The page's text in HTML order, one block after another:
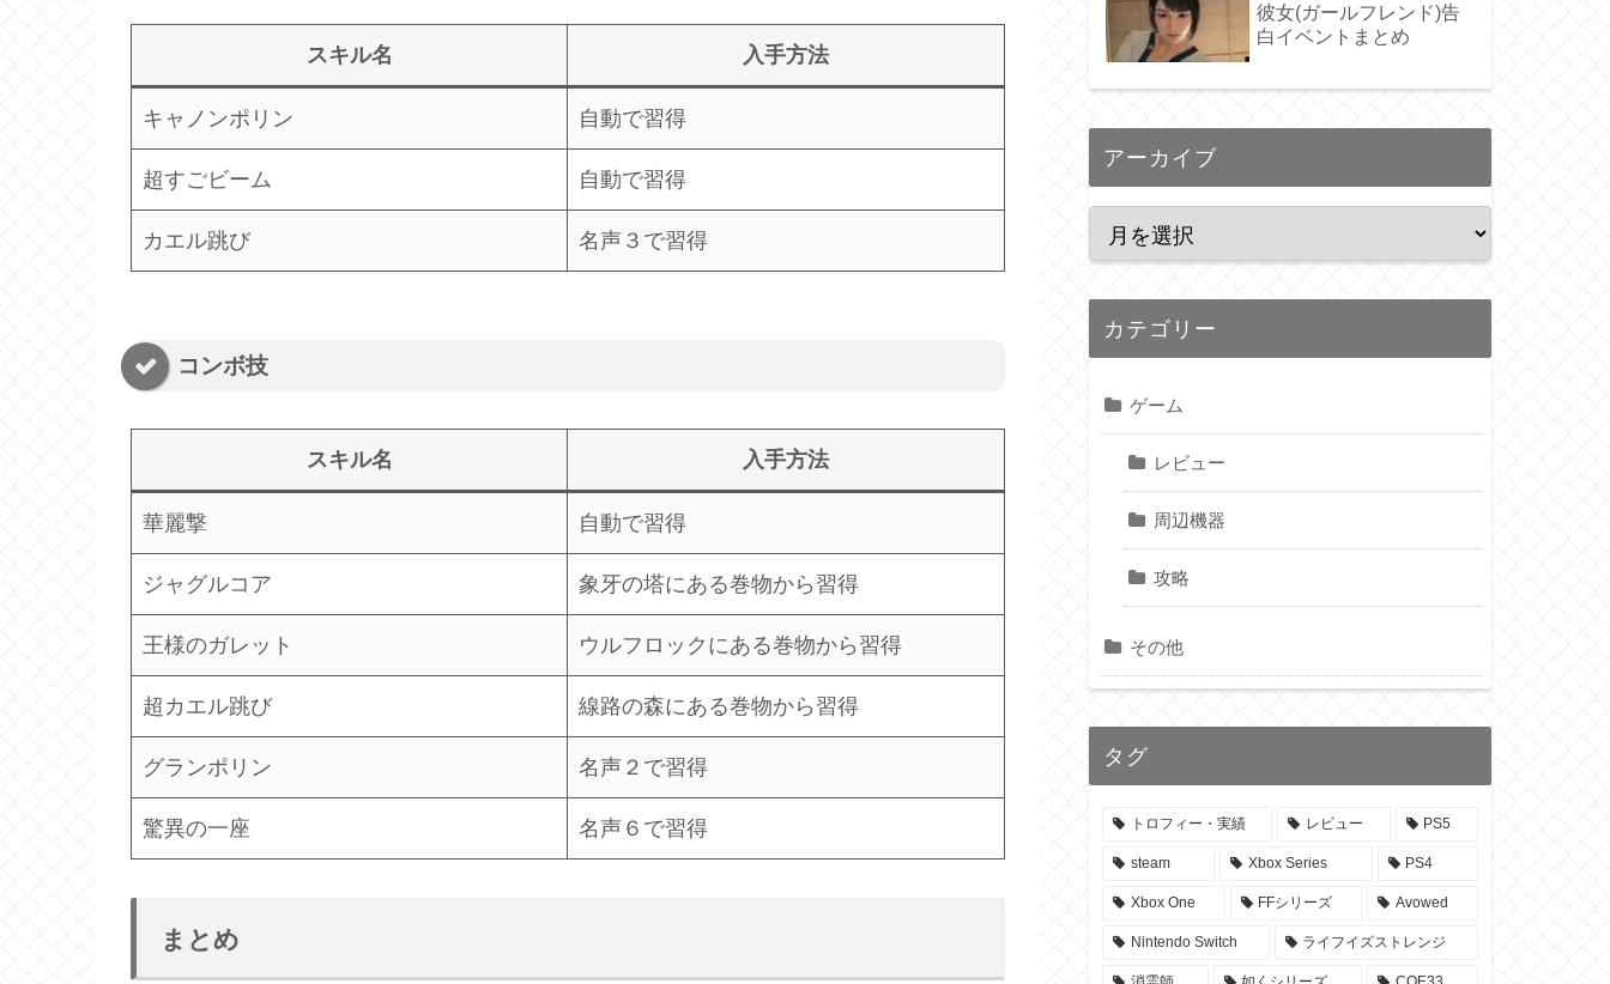
スキル名 入手方法
キャノンポリン 自動で習得
超すごビーム 自動で習得
カエル跳び 名声３で習得
コンボ技
スキル名 入手方法
華麗撃 自動で習得
ジャグルコア 象牙の塔にある巻物から習得
王様のガレット ウルフロックにある巻物から習得
超カエル跳び 線路の森にある巻物から習得
グランポリン 名声２で習得
驚異の一座 名声６で習得
まとめ
彼女(ガールフレンド)告
白イベントまとめ
アーカイブ
カテゴリー
ゲーム
レビュー
周辺機器
攻略
その他
タグ
トロフィー・実績 レビュー PS5
steam Xbox Series PS4
Xbox One FFシリーズ Avowed
Nintendo Switch ライフイズストレンジ